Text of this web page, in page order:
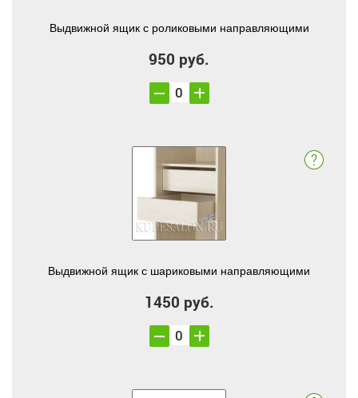
Выдвижной ящик с роликовыми направляющими
950 руб.
Выдвижной ящик с шариковыми направляющими
1450 руб.